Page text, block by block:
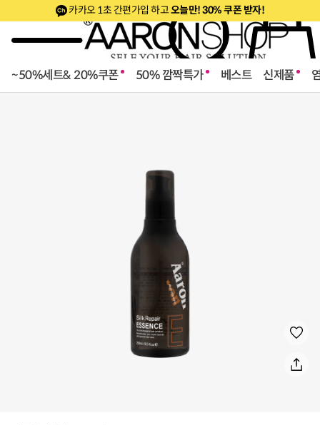
카카오 1초 간편가입 하고오늘만! 30% 쿠폰 받자!
~50%세트& 20%쿠폰 50% 깜짝특가 베스트 신제품